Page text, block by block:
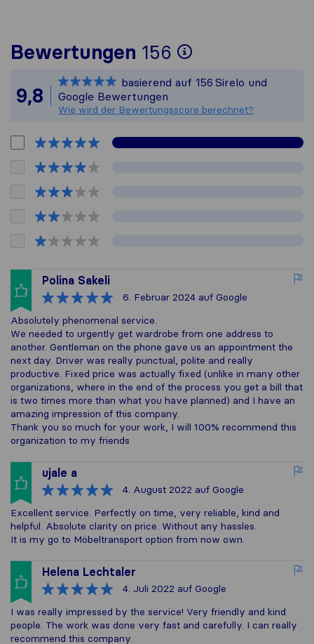
Bewertungen 156
Um Ihnen ein
Alle
9,8
basierend auf 156 Sirelo und
Google Bewertungen
Wie wird der Bewertungsscore berechnet?
Polina Sakeli
6. Februar 2024 auf Google
Absolutely phenomenal service.
We needed to urgently get wardrobe from one address to
another. Gentleman on the phone gave us an appointment the
next day. Driver was really punctual, polite and really
productive. Fixed price was actually fixed (unlike in many other
organizations, where in the end of the process you get a bill that
is two times more than what you have planned) and I have an
amazing impression of this company.
Thank you so much for your work, I will 100% recommend this
organization to my friends
ujale a
4. August 2022 auf Google
Excellent service. Perfectly on time, very reliable, kind and
helpful. Absolute clarity on price. Without any hassles.
It is my go to Möbeltransport option from now own.
Helena Lechtaler
4. Juli 2022 auf Google
I was really impressed by the service! Very friendly and kind
people. The work was done very fast and carefully. I can really
recommend this company.